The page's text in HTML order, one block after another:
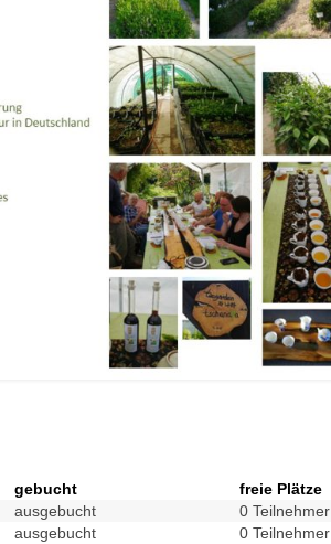
gebucht
freie Plätze
ausgebucht
0 Teilnehmer
ausgebucht
0 Teilnehmer